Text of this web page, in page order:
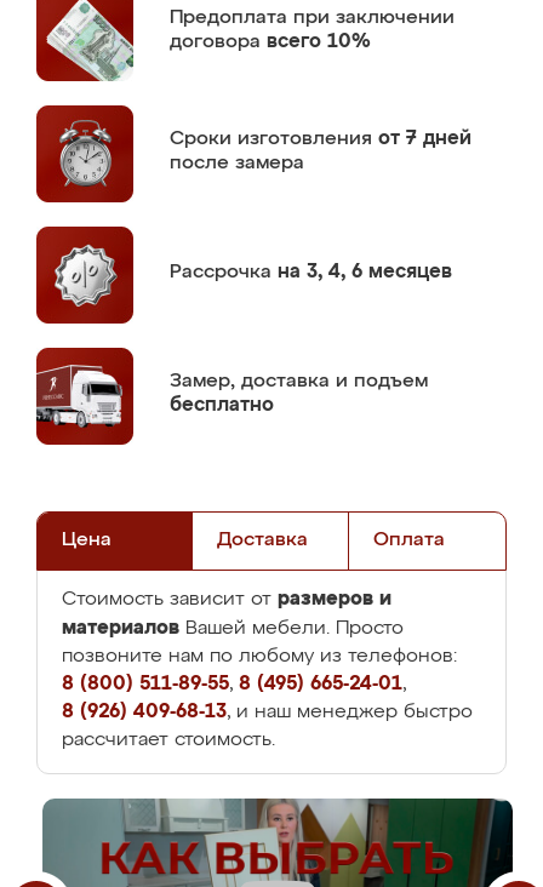
Предоплата при заключении
договора всего 10%
Сроки изготовления от 7 дней
после замера
Рассрочка на 3, 4, 6 месяцев
Замер, доставка и подъем
бесплатно
Цена Доставка Оплата
Стоимость зависит от размеров и
материалов Вашей мебели. Просто
позвоните нам по любому из телефонов:
8 (800) 511-89-55, 8 (495) 665-24-01,
8 (926) 409-68-13, и наш менеджер быстро
рассчитает стоимость.